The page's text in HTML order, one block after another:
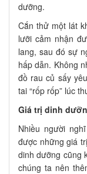
dưỡng.
Cắn thử một lát
lưỡi cảm nhận
lang, sau đó sự
hấp dẫn. Không
đồ rau củ sấy
tai “rốp rốp” lúc
Giá trị dinh
Nhiều người
được những giá
dinh dưỡng cũng
chúng ta nên